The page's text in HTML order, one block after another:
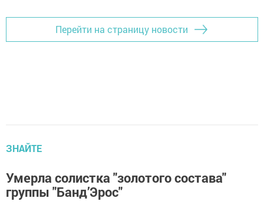
Перейти на страницу новости
ЗНАЙТЕ
Умерла солистка "золотого состава"
группы "Банд’Эрос"